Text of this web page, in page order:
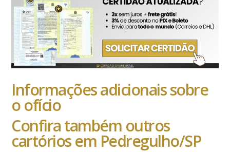
Informações adicionais sobre
o ofício
Confira também outros
cartórios em Pedregulho/SP